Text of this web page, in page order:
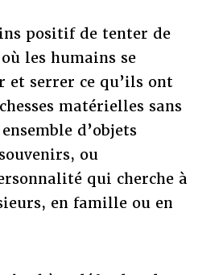
positif de tenter de
les humains se
serrer ce qu’ils ont
matérielles sans
d’objets
ou
qui cherche à
en famille ou en